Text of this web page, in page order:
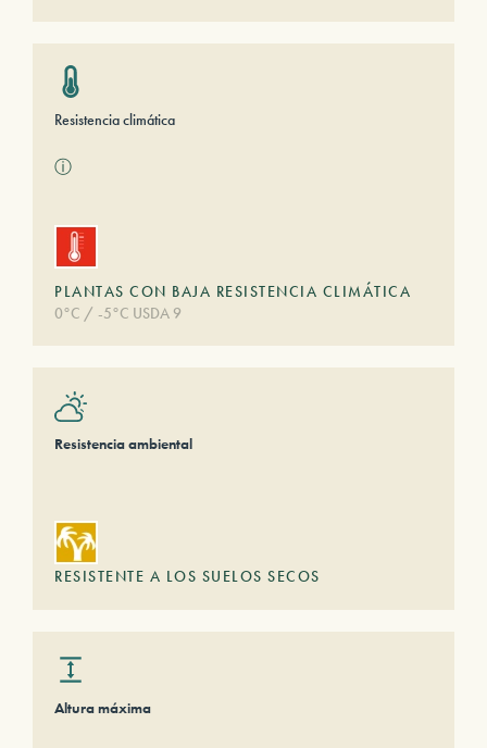
Resistencia climática
ⓘ
PLANTAS CON BAJA RESISTENCIA CLIMÁTICA
0°C / -5°C USDA 9
Resistencia ambiental
RESISTENTE A LOS SUELOS SECOS
Altura máxima